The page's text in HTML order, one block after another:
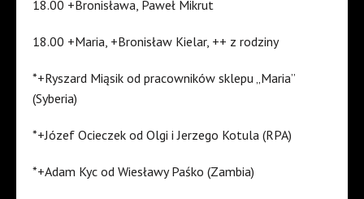
18.00 +Bronisława, Paweł Mikrut
18.00 +Maria, +Bronisław Kielar, ++ z rodziny
*+Ryszard Miąsik od pracowników sklepu „Maria”
(Syberia)
*+Józef Ocieczek od Olgi i Jerzego Kotula (RPA)
*+Adam Kyc od Wiesławy Paśko (Zambia)